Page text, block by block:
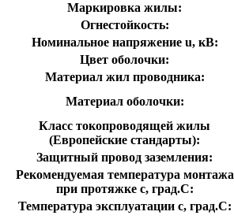
Маркировка жилы:
Огнестойкость:
Номинальное напряжение u, кВ:
Цвет оболочки:
Материал жил проводника:
Материал оболочки:
Класс токопроводящей жилы
(Европейские стандарты):
Защитный провод заземления:
Рекомендуемая температура монтажа
при протяжке с, град.C:
Температура эксплуатации с, град.C: